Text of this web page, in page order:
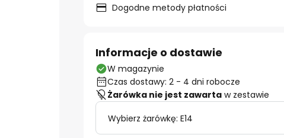
Dogodne metody płatności
Informacje o dostawie
W magazynie
Czas dostawy: 2 - 4 dni robocze
Żarówka nie jest zawarta w zestawie
Wybierz żarówkę: E14